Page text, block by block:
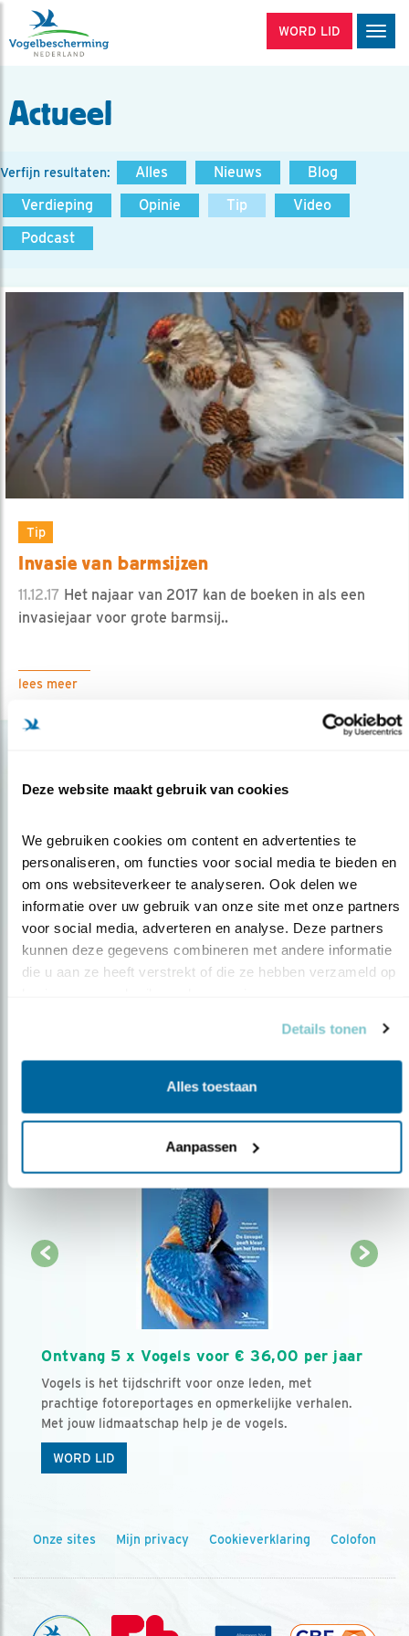
Deze website maakt gebruik van cookies
We gebruiken cookies om content en advertenties te
personaliseren, om functies voor social media te bieden en
om ons websiteverkeer te analyseren. Ook delen we
informatie over uw gebruik van onze site met onze partners
voor social media, adverteren en analyse. Deze partners
kunnen deze gegevens combineren met andere informatie
die u aan ze heeft verstrekt of die ze hebben verzameld op
Details tonen
Alles toestaan
Aanpassen
WORD LID
Actueel
Verfijn resultaten: Alles Nieuws
Blog
Verdieping
Opinie Tip
Video
Podcast
Tip
Invasie van barmsijzen
11.12.17 Het najaar van 2017 kan de boeken in als een
invasiejaar voor grote barmsij..
lees meer
Op de hoogte blijven?
Meld je aan en ontvang nieuws, inspiratie, acties en tips
over vogels en activiteiten van Vogelbescherming.
Ontvang 5 x Vogels voor € 36,00 per jaar
Vogels is het tijdschrift voor onze leden, met
prachtige fotoreportages en opmerkelijke verhalen.
Met jouw lidmaatschap help je de vogels.
WORD LID
Onze sites Mijn privacy Cookieverklaring Colofon